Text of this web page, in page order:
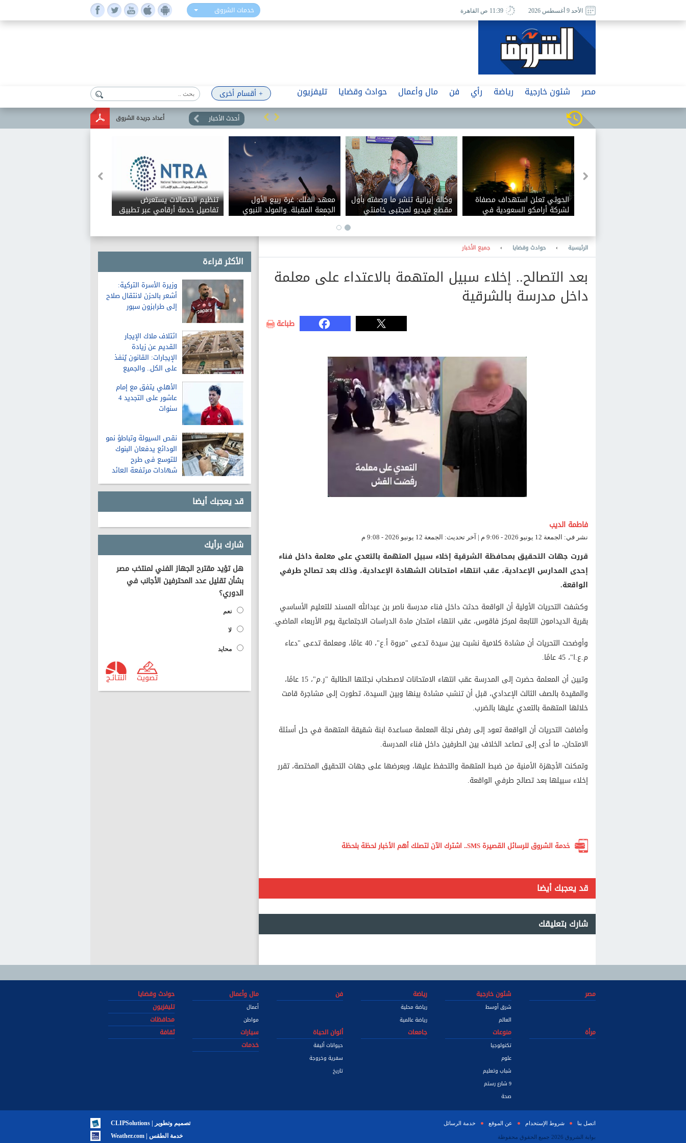
خدمات الشروق الأحد 9 أغسطس 2026 11:39 ص القاهرة
+ أقسام أخرى مصر شئون خارجية رياضة رأي فن مال وأعمال حوادث وقضايا تليفزيون
أعداد جريدة الشروق أحدث الأخبار
الحوثي تعلن استهداف مصفاة
لشركة أرامكو السعودية في
جازان
وكالة إيرانية تنشر ما وصفته بأول
مقطع فيديو لمجتبى خامنئي
منذ بدء الحرب
معهد الفلك: غرة ربيع الأول
الجمعة المقبلة..والمولد النبوي
25 أغسطس
تنظيم الاتصالات يستعرض
تفاصيل خدمة أرقامي عبر تطبيق
My NTRA
الأكثر قراءة
وزيرة الأسرة التركية:
أشعر بالحزن لانتقال صلاح
إلى طرابزون سبور
ائتلاف ملاك الإيجار
القديم عن زيادة
الإيجارات: القانون يُنفذ
على الكل.. والجميع
الأهلي يتفق مع إمام
عاشور على التجديد 4
سنوات
نقص السيولة وتباطؤ نمو
الودائع يدفعان البنوك
للتوسع فى طرح
شهادات مرتفعة العائد
قد يعجبك أيضا
شارك برأيك
هل تؤيد مقترح الجهاز الفني لمنتخب مصر
بشأن تقليل عدد المحترفين الأجانب في
الدوري؟
نعم
لا
محايد
النتـائـج تصويت
الرئيسية › حوادث وقضايا › جميع الأخبار
بعد التصالح.. إخلاء سبيل المتهمة بالاعتداء على معلمة
داخل مدرسة بالشرقية
طباعة
فاطمة الديب
نشر في: الجمعة 12 يونيو 2026 - 9:06 م | آخر تحديث: الجمعة 12 يونيو 2026 - 9:08 م
قررت جهات التحقيق بمحافظة الشرقية إخلاء سبيل المتهمة بالتعدي على معلمة داخل فناء
إحدى المدارس الإعدادية، عقب انتهاء امتحانات الشهادة الإعدادية، وذلك بعد تصالح طرفي
الواقعة.
وكشفت التحريات الأولية أن الواقعة حدثت داخل فناء مدرسة ناصر بن عبدالله المسند للتعليم الأساسي
بقرية الديدامون التابعة لمركز فاقوس، عقب انتهاء امتحان مادة الدراسات الاجتماعية يوم الأربعاء الماضي.
وأوضحت التحريات أن مشادة كلامية نشبت بين سيدة تدعى "مروة أ.ع"، 40 عامًا، ومعلمة تدعى "دعاء
م.ع.ا"، 45 عامًا.
وتبين أن المعلمة حضرت إلى المدرسة عقب انتهاء الامتحانات لاصطحاب نجلتها الطالبة "ر.م"، 15 عامًا،
والمقيدة بالصف الثالث الإعدادي، قبل أن تنشب مشادة بينها وبين السيدة، تطورت إلى مشاجرة قامت
خلالها المتهمة بالتعدي عليها بالضرب.
وأضافت التحريات أن الواقعة تعود إلى رفض نجلة المعلمة مساعدة ابنة شقيقة المتهمة في حل أسئلة
الامتحان، ما أدى إلى تصاعد الخلاف بين الطرفين داخل فناء المدرسة.
وتمكنت الأجهزة الأمنية من ضبط المتهمة والتحفظ عليها، وبعرضها على جهات التحقيق المختصة، تقرر
إخلاء سبيلها بعد تصالح طرفي الواقعة.
خدمة الشروق للرسائل القصيرة SMS.. اشترك الآن لتصلك أهم الأخبار لحظة بلحظة
قد يعجبك أيضا
شارك بتعليقك
مصر شئون خارجية
شرق أوسط
العالم
رياضة
رياضة محلية
رياضة عالمية
فن مال وأعمال
أعمال
مواطن
حوادث وقضايا
تليفزيون
محافظات
مرأة
منوعات
تكنولوجيا
علوم
شباب وتعليم
9 شارع رستم
صحة
جامعات ألوان الحياة
حيوانات أليفة
سفرية وخروجة
تاريخ
سيارات
ثقافة
خدمات
اتصل بنا شروط الإستخدام عن الموقع خدمة الرسائل
بوابة الشروق 2026 جميع الحقوق محفوظة
تصميم وتطوير | CLIPSolutions
خدمة الطقس | Weather.com